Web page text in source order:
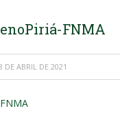
FNMA
DE ABRIL DE 2021